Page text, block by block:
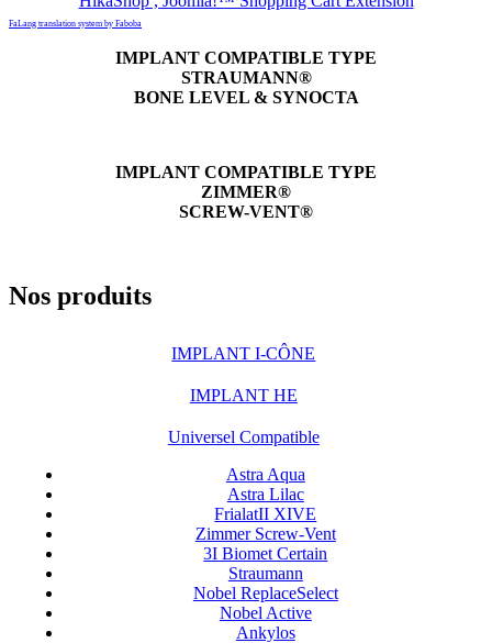
FaLang translation system by Faboba
IMPLANT COMPATIBLE TYPE
STRAUMANN®
BONE LEVEL & SYNOCTA
IMPLANT COMPATIBLE TYPE
ZIMMER®
SCREW-VENT®
Nos produits
IMPLANT I-CÔNE
IMPLANT HE
Universel Compatible
Astra Aqua
Astra Lilac
FrialatII XIVE
Zimmer Screw-Vent
3I Biomet Certain
Straumann
Nobel ReplaceSelect
Nobel Active
Ankylos